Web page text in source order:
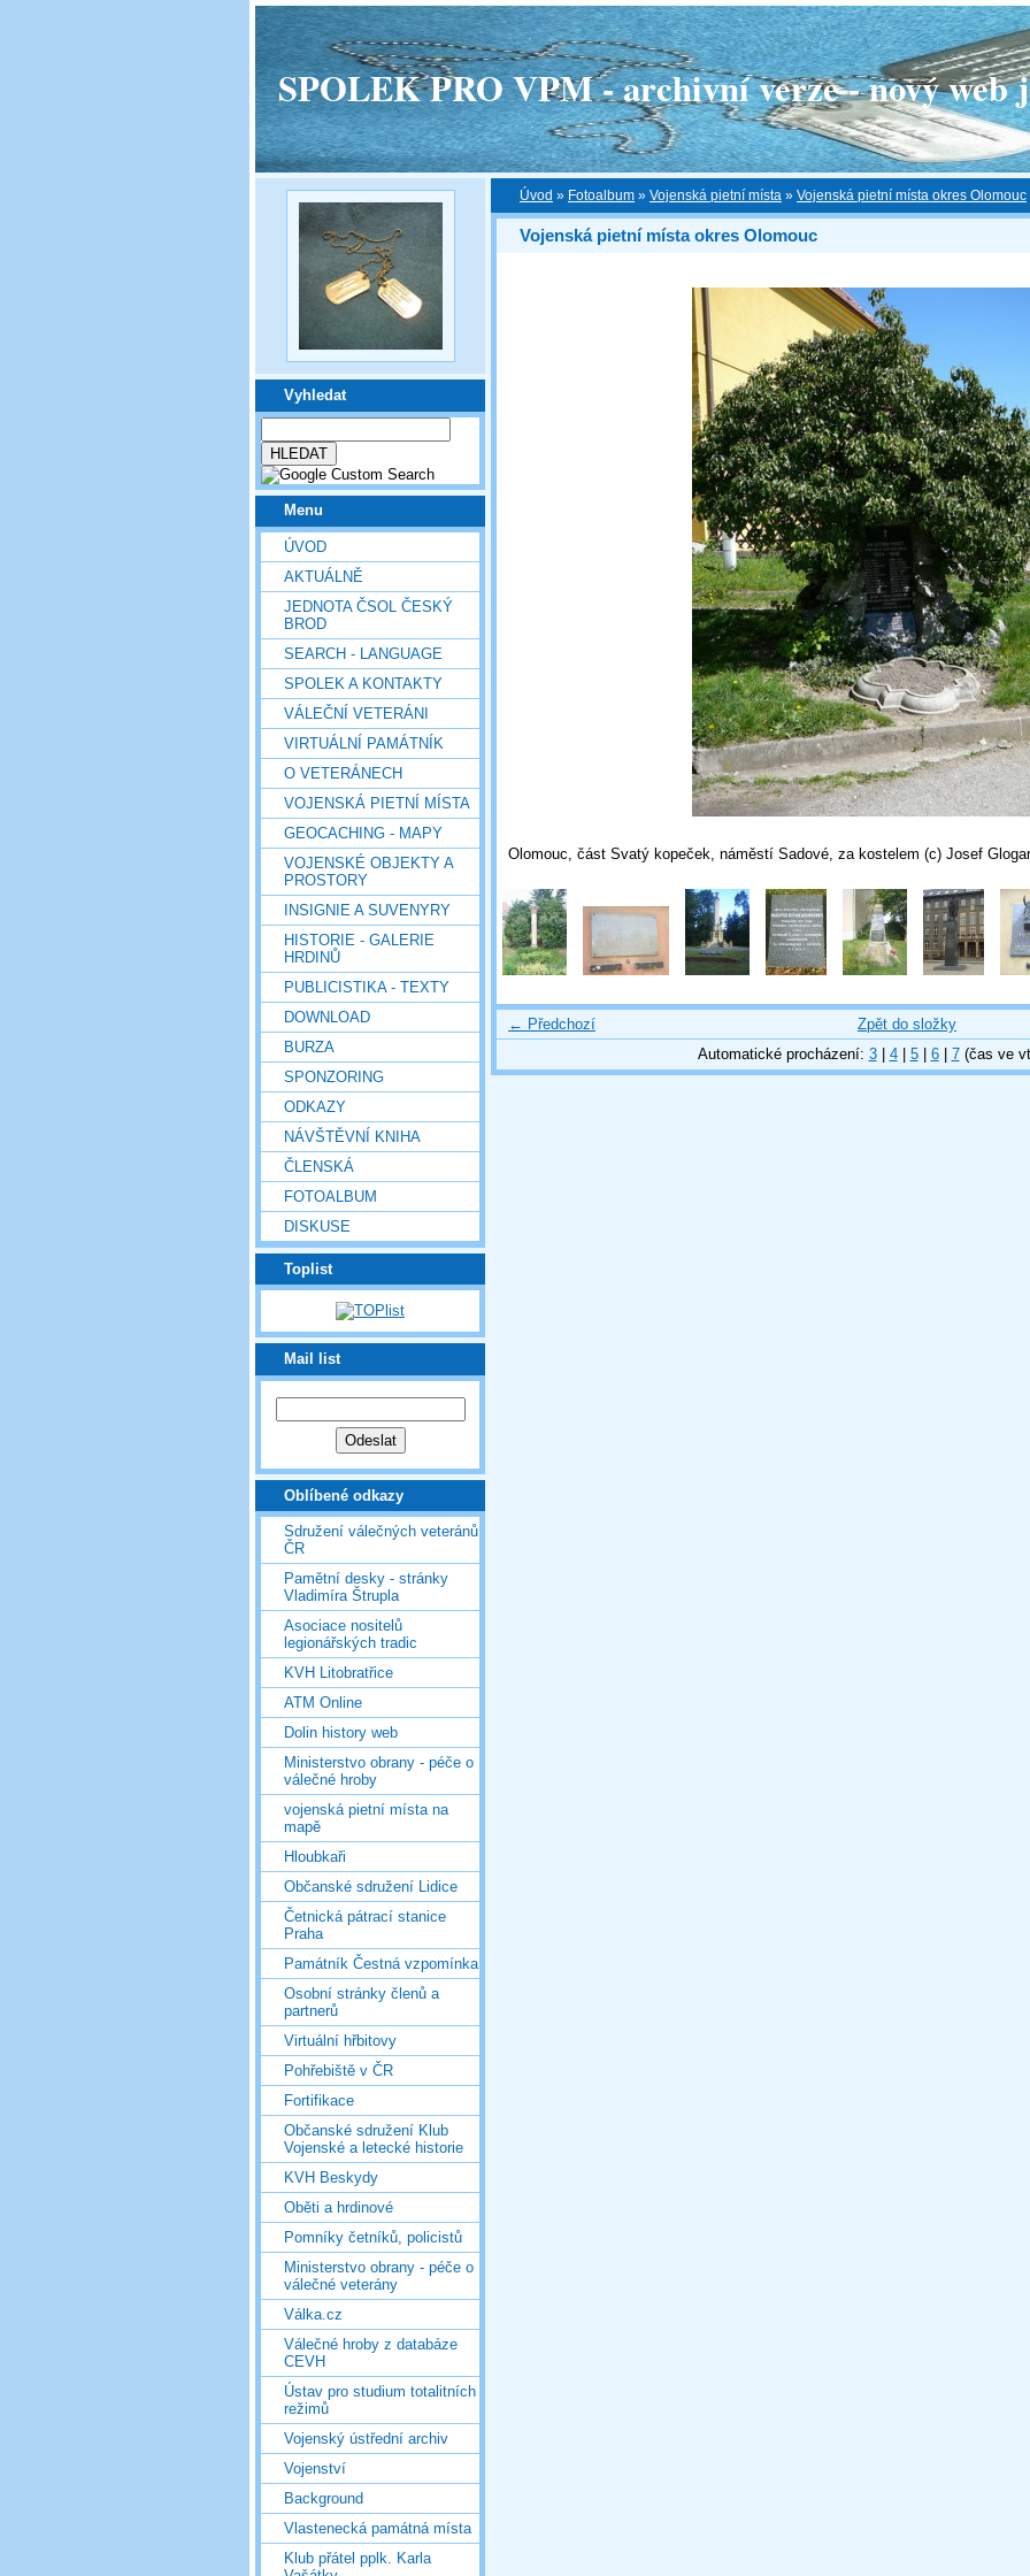
SPOLEK PRO VPM - archivní verze - nový web
Vyhledat
Menu
ÚVOD
AKTUÁLNĚ
JEDNOTA ČSOL ČESKÝ
BROD
SEARCH - LANGUAGE
SPOLEK A KONTAKTY
VÁLEČNÍ VETERÁNI
VIRTUÁLNÍ PAMÁTNÍK
O VETERÁNECH
VOJENSKÁ PIETNÍ MÍSTA
GEOCACHING - MAPY
VOJENSKÉ OBJEKTY A
PROSTORY
INSIGNIE A SUVENYRY
HISTORIE - GALERIE
HRDINŮ
PUBLICISTIKA - TEXTY
DOWNLOAD
BURZA
SPONZORING
ODKAZY
NÁVŠTĚVNÍ KNIHA
ČLENSKÁ
FOTOALBUM
DISKUSE
Toplist
Mail list
Oblíbené odkazy
Sdružení válečných veteránů
ČR
Pamětní desky - stránky
Vladimíra Štrupla
Asociace nositelů
legionářských tradic
KVH Litobratřice
ATM Online
Dolin history web
Ministerstvo obrany - péče o
válečné hroby
vojenská pietní místa na
mapě
Hloubkaři
Občanské sdružení Lidice
Četnická pátrací stanice
Praha
Památník Čestná vzpomínka
Osobní stránky členů a
partnerů
Virtuální hřbitovy
Pohřebiště v ČR
Fortifikace
Občanské sdružení Klub
Vojenské a letecké historie
KVH Beskydy
Oběti a hrdinové
Pomníky četníků, policistů
Ministerstvo obrany - péče o
válečné veterány
Válka.cz
Válečné hroby z databáze
CEVH
Ústav pro studium totalitních
režimů
Vojenský ústřední archiv
Vojenství
Background
Vlastenecká památná místa
Klub přátel pplk. Karla
Úvod » Fotoalbum » Vojenská pietní místa » Vojenská pietní místa okres Olomouc
Vojenská pietní místa okres Olomouc
Olomouc, část Svatý kopeček, náměstí Sadové, za kostelem (c) Josef
← Předchozí
Zpět do složky
Automatické procházení: 3| 4| 5| 6| 7(čas ve